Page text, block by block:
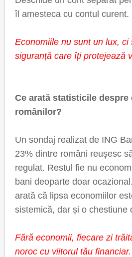
îl amesteca cu contul curent.
Economiile nu sunt un lux, ci
siguranță care îți protejează
Ce arată statisticile despre
românilor?
Un sondaj realizat de ING
23% dintre români reușesc
regulat. Restul fie nu
bani deoparte doar
arată că lipsa economiilor
sistemică, dar și o chestiune
Fără economii, fiecare zi
noroc cu viitorul tău financiar.